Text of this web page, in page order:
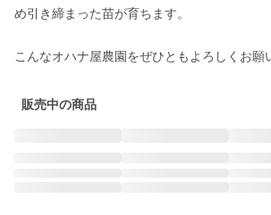
め引き締まった苗が育ちます。
こんなオハナ屋農園をぜひともよろしくお願
販売中の商品